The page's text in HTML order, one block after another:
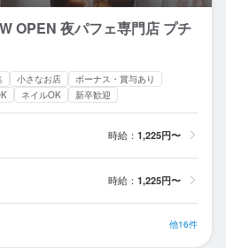
OPEN 夜パフェ専門店 ‪‬プチ
小さなお店
ボーナス・賞与あり
ネイルOK 新卒歓迎
時給： 1,225円〜
時給： 1,225円〜
他16件